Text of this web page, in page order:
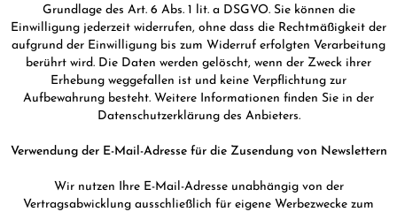
Grundlage des Art. 6 Abs. 1 lit. a DSGVO. Sie können die
Einwilligung jederzeit widerrufen, ohne dass die Rechtmäßigkeit der
aufgrund der Einwilligung bis zum Widerruf erfolgten Verarbeitung
berührt wird. Die Daten werden gelöscht, wenn der Zweck ihrer
Erhebung weggefallen ist und keine Verpflichtung zur
Aufbewahrung besteht. Weitere Informationen finden Sie in der
Datenschutzerklärung des Anbieters.
Verwendung der E-Mail-Adresse für die Zusendung von Newslettern
Wir nutzen Ihre E-Mail-Adresse unabhängig von der
Vertragsabwicklung ausschließlich für eigene Werbezwecke zum